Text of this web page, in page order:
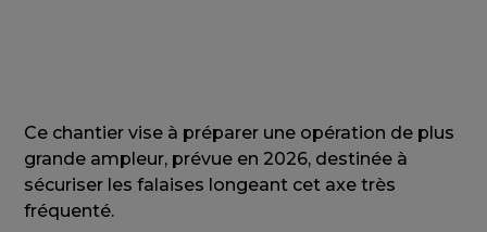
Ce chantier vise à préparer une opération de plus
grande ampleur, prévue en 2026, destinée à
sécuriser les falaises longeant cet axe très
fréquenté.